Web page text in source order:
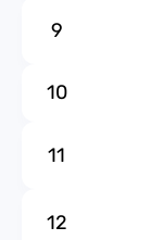
2011
2010
9
10
11
12